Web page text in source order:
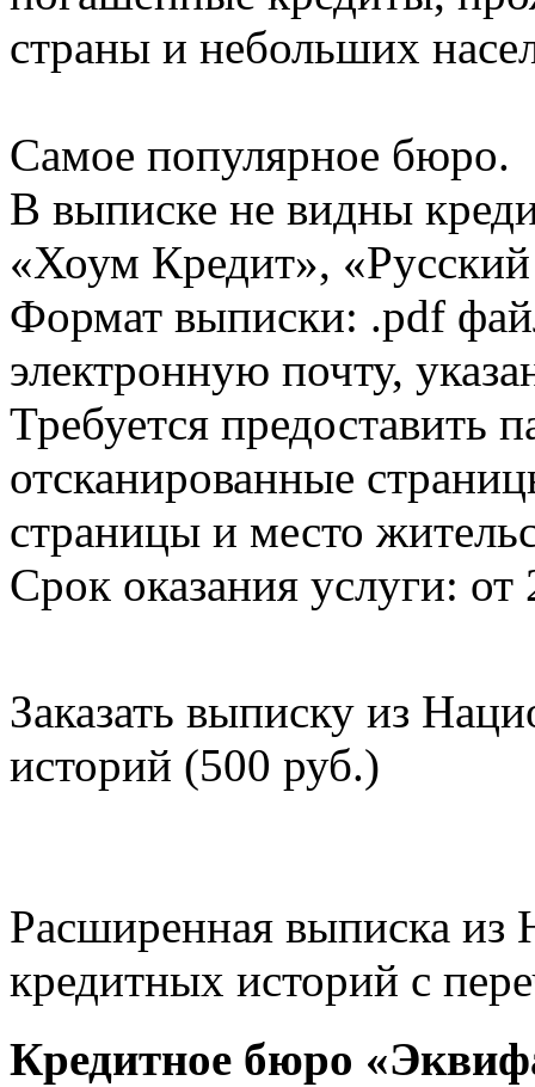
страны и небольших
Самое популярное бюро.
В выписке не видны
«Хоум Кредит»,
Формат выписки: .pdf
электронную почту,
Требуется предоставить
отсканированные
страницы и место
Срок оказания услуги: от
Заказать выписку из
историй (500 руб.)
Расширенная выписка из
кредитных историй с
Кредитное бюро